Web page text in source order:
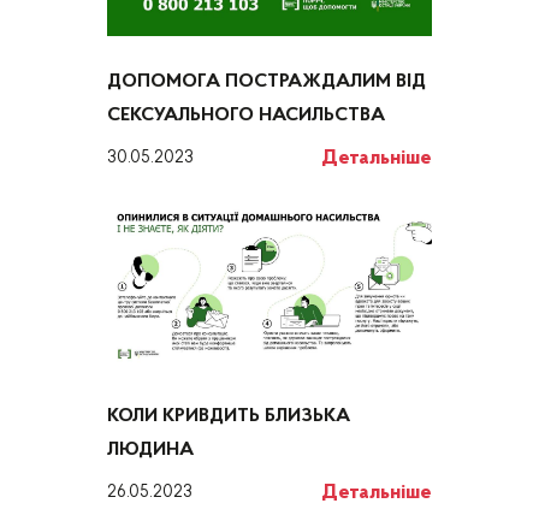
ДОПОМОГА ПОСТРАЖДАЛИМ ВІД
СЕКСУАЛЬНОГО НАСИЛЬСТВА
30.05.2023 Детальніше
КОЛИ КРИВДИТЬ БЛИЗЬКА
ЛЮДИНА
26.05.2023 Детальніше